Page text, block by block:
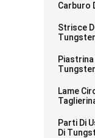
Carburo
Strisce
Piastrina
Lame
Parti Di
Di